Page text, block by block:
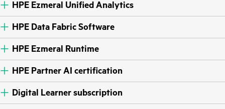
HPE Ezmeral Unified Analytics
HPE Data Fabric Software
HPE Ezmeral Runtime
HPE Partner AI certification
Digital Learner subscription